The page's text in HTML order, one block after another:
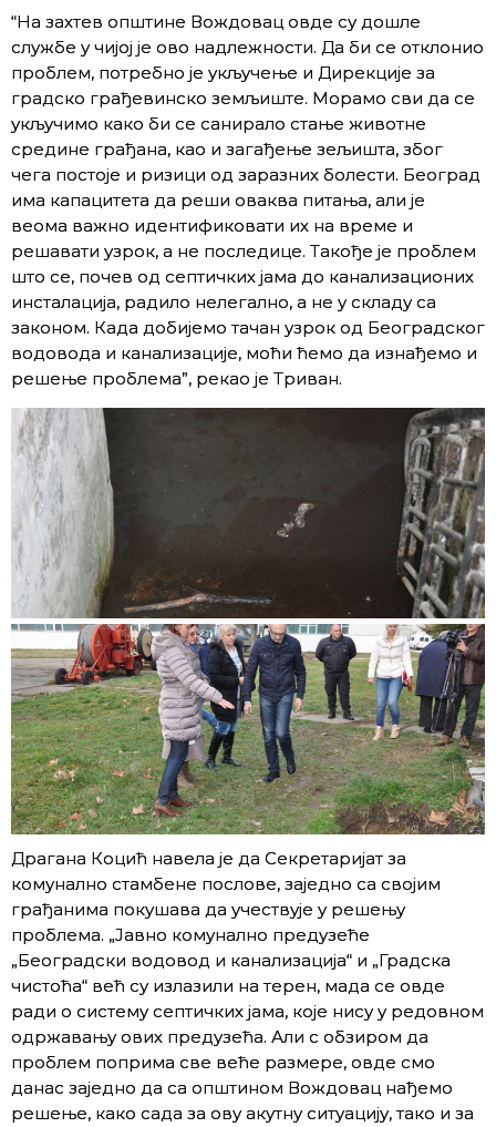
“На захтев општине Вождовац овде су дошле
службе у чијој је ово надлежности. Да би се отклонио
проблем, потребно је укључење и Дирекције за
градско грађевинско земљиште. Морамо сви да се
укључимо како би се санирало стање животне
средине грађана, као и загађење зељишта, због
чега постоје и ризици од заразних болести. Београд
има капацитета да реши оваква питања, али је
веома важно идентификовати их на време и
решавати узрок, а не последице. Такође је проблем
што се, почев од септичких јама до канализационих
инсталација, радило нелегално, а не у складу са
законом. Када добијемо тачан узрок од Београдског
водовода и канализације, моћи ћемо да изнађемо и
решење проблема”, рекао је Триван.
Драгана Коцић навела је да Секретаријат за
комунално стамбене послове, заједно са својим
грађанима покушава да учествује у решењу
проблема. „Јавно комунално предузеће
„Београдски водовод и канализација“ и „Градска
чистоћа“ већ су излазили на терен, мада се овде
ради о систему септичких јама, које нису у редовном
одржавању ових предузећа. Али с обзиром да
проблем поприма све веће размере, овде смо
данас заједно да са општином Вождовац нађемо
решење, како сада за ову акутну ситуацију, тако и за